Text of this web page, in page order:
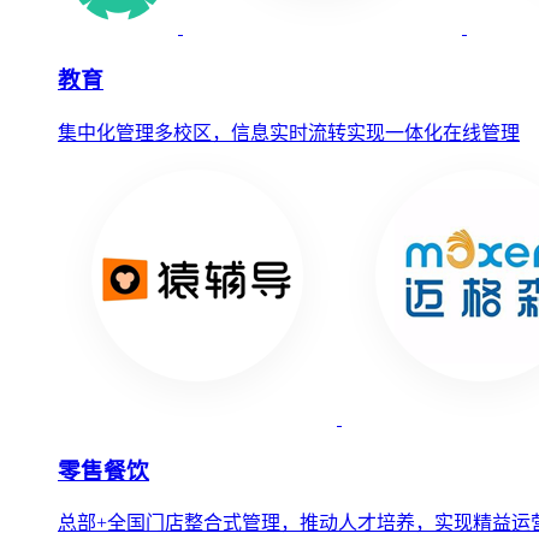
教育
集中化管理多校区，信息实时流转实现一体化在线管理
零售餐饮
总部+全国门店整合式管理，推动人才培养，实现精益运